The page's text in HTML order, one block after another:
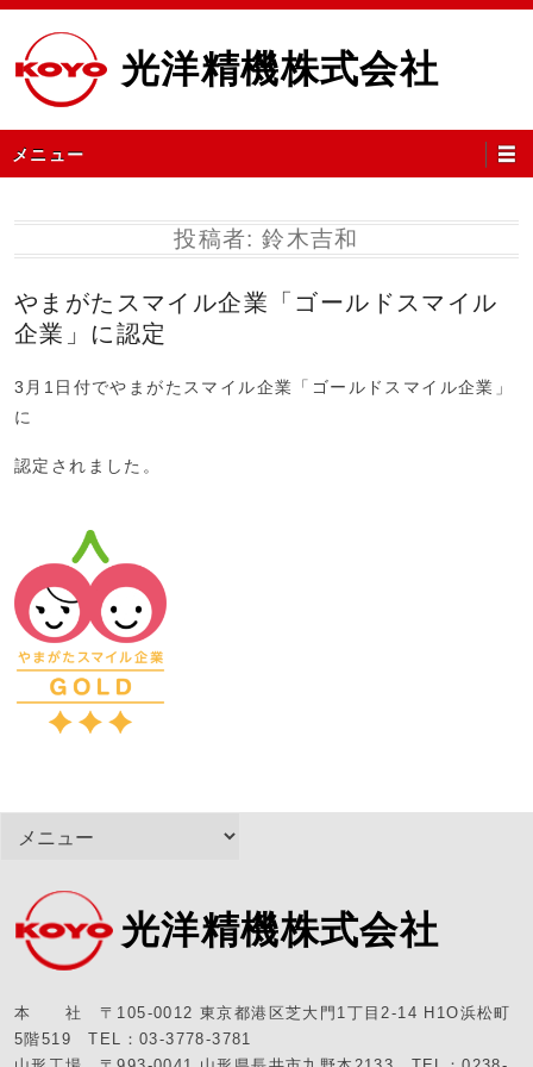
コ
テ
ツ
へ
キ
ッ
光洋精機株式会社
ニ
ュ
メニュー
投稿者:鈴木吉和
やまがたスマイル企業「ゴールドスマイル
企業」に認定
3月1日付でやまがたスマイル企業「ゴールドスマイル企業」
に
認定されました。
光洋精機株式会社
本 社 〒105-0012 東京都港区芝大門1丁目2-14 H1O浜松町
5階519 TEL：03-3778-3781